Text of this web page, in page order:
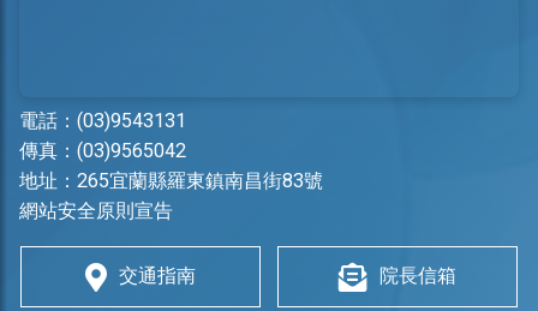
電話： (03)9543131
傳真：(03)9565042
地址： 265宜蘭縣羅東鎮南昌街83號
網站安全原則宣告
交通指南 院長信箱